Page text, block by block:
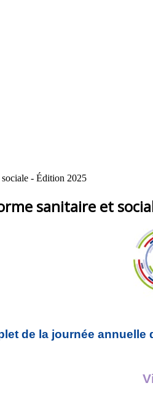
sociale - Édition 2025
sanitaire et
de la journée